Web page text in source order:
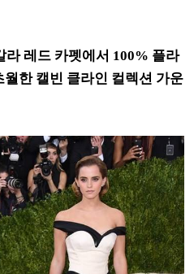
라 레드 카펫에서 100% 플라
한 캘빈 클라인 컬렉션 가운